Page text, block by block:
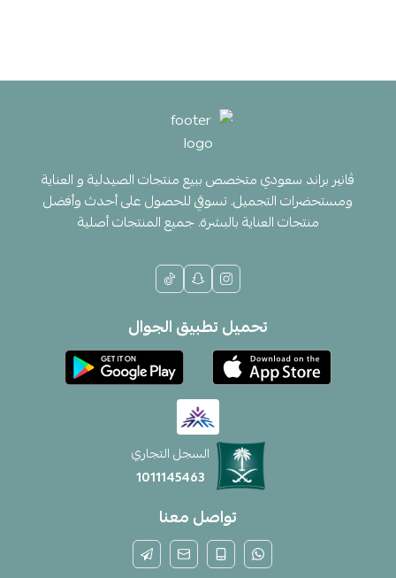
ڤانير براند سعودي متخصص ببيع منتجات الصيدلية و العناية
ومستحضرات التجميل. تسوقي للحصول على أحدث وأفضل
منتجات العناية بالبشرة. جميع المنتجات أصلية
تحميل تطبيق الجوال
السجل التجاري
1011145463
تواصل معنا